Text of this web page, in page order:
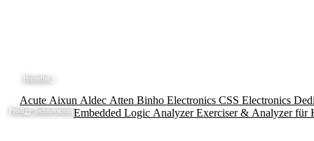
Hersteller
Acute Aixun Aldec Atten Binho Electronics CSS Electronics
Prodigy TechnovationsEmbedded Logic AnalyzerExerciser & Analyzer für